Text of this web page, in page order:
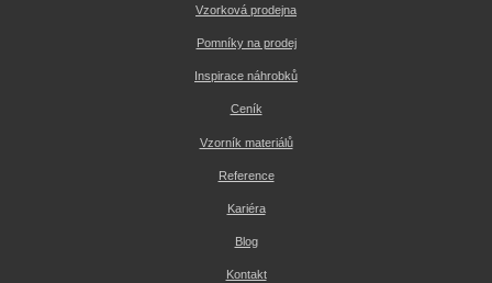
Vzorková prodejna
Pomníky na prodej
Inspirace náhrobků
Ceník
Vzorník materiálů
Reference
Kariéra
Blog
Kontakt